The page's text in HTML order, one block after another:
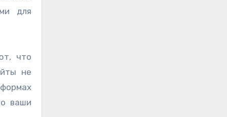
для
что
не
ваши